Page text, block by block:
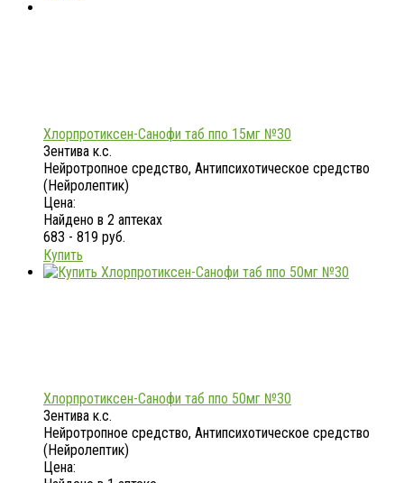
Хлорпротиксен-Санофи таб ппо 15мг №30
Зентива к.с.
Нейротропное средство, Антипсихотическое средство
(Нейролептик)
Цена:
Найдено в 2 аптеках
683 - 819 руб.
Купить
Хлорпротиксен-Санофи таб ппо 50мг №30
Зентива к.с.
Нейротропное средство, Антипсихотическое средство
(Нейролептик)
Цена: